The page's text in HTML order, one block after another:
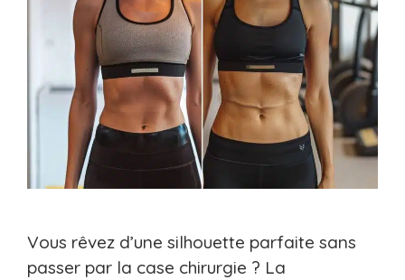
Vous rêvez d’une silhouette parfaite sans
passer par la case chirurgie ? La